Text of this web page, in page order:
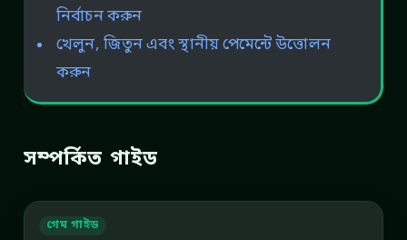
নির্বাচন করুন
খেলুন, জিতুন এবং স্থানীয় পেমেন্টে উত্তোলন
করুন
সম্পর্কিত গাইড
গেম গাইড